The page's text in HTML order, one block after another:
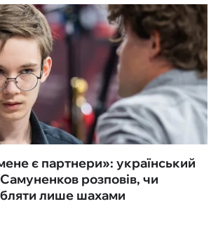
є партнери»: український
розповів, чи
лише шахами